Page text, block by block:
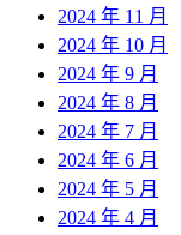
2024 年 11 月
2024 年 10 月
2024 年 9 月
2024 年 8 月
2024 年 7 月
2024 年 6 月
2024 年 5 月
2024 年 4 月